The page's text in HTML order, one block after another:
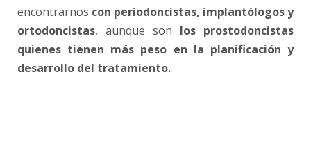
encontrarnos con periodoncistas, implantólogos y
ortodoncistas, aunque son los prostodoncistas
quienes tienen más peso en la planificación y
desarrollo del tratamiento.